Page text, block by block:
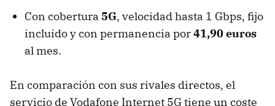
Con cobertura 5G, velocidad hasta 1 Gbps, fijo
incluido y con permanencia por41,90 euros
al mes.
En comparación con sus rivales directos, el
servicio de Vodafone Internet 5G tiene un coste